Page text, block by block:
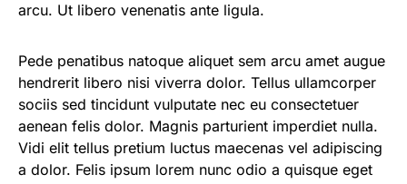
arcu. Ut libero venenatis ante ligula.
Pede penatibus natoque aliquet sem arcu amet augue
hendrerit libero nisi viverra dolor. Tellus ullamcorper
sociis sed tincidunt vulputate nec eu consectetuer
aenean felis dolor. Magnis parturient imperdiet nulla.
Vidi elit tellus pretium luctus maecenas vel adipiscing
a dolor. Felis ipsum lorem nunc odio a quisque eget